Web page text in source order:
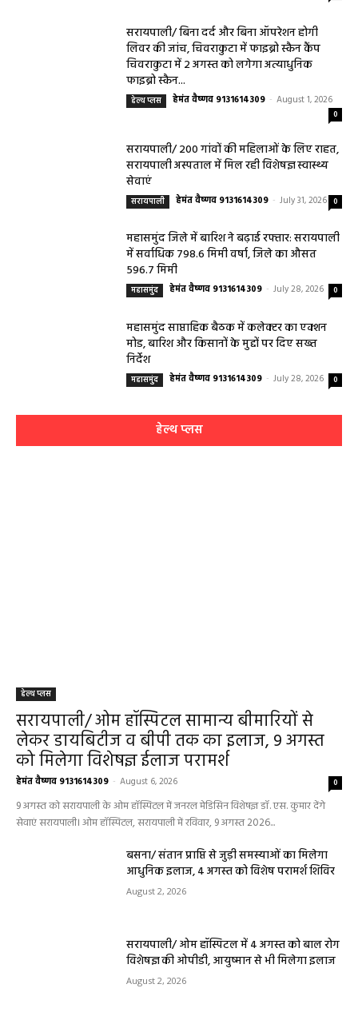
सरायपाली/ बिना दर्द और बिना ऑपरेशन होगी
लिवर की जांच, चिवराकुटा में फाइब्रो स्कैन कैंप
चिवराकुटा में 2 अगस्त को लगेगा अत्याधुनिक
फाइब्रो स्कैन...
हेल्थ प्लस हेमंत वैष्णव 9131614309 - August 1, 2026
0
सरायपाली/ 200 गांवों की महिलाओं के लिए राहत,
सरायपाली अस्पताल में मिल रही विशेषज्ञ स्वास्थ्य
सेवाएं
सरायपाली हेमंत वैष्णव 9131614309 - July 31, 2026 0
महासमुंद जिले में बारिश ने बढ़ाई रफ्तार: सरायपाली
में सर्वाधिक 798.6 मिमी वर्षा, जिले का औसत
596.7 मिमी
महासमुंद हेमंत वैष्णव 9131614309 - July 28, 2026 0
महासमुंद साप्ताहिक बैठक में कलेक्टर का एक्शन
मोड, बारिश और किसानों के मुद्दों पर दिए सख्त
निर्देश
महासमुंद हेमंत वैष्णव 9131614309 - July 28, 2026 0
हेल्थ प्लस
हेल्थ प्लस
सरायपाली/ ओम हॉस्पिटल सामान्य बीमारियों से
लेकर डायबिटीज व बीपी तक का इलाज, 9 अगस्त
को मिलेगा विशेषज्ञ ईलाज परामर्श
हेमंत वैष्णव 9131614309 - August 6, 2026 0
9 अगस्त को सरायपाली के ओम हॉस्पिटल में जनरल मेडिसिन विशेषज्ञ डॉ. एस. कुमार देंगे
सेवाएं सरायपाली। ओम हॉस्पिटल, सरायपाली में रविवार, 9 अगस्त 2026...
बसना/ संतान प्राप्ति से जुड़ी समस्याओं का मिलेगा
आधुनिक इलाज, 4 अगस्त को विशेष परामर्श शिविर
August 2, 2026
सरायपाली/ ओम हॉस्पिटल में 4 अगस्त को बाल रोग
विशेषज्ञ की ओपीडी, आयुष्मान से भी मिलेगा इलाज
August 2, 2026